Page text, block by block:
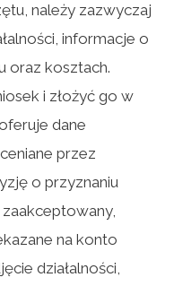
należy zazwyczaj
informacje o
oraz kosztach.
i złożyć go w
dane
przez
o przyznaniu
na konto
działalności,